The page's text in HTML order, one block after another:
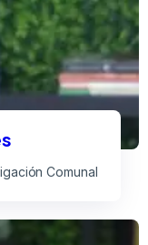
Comunal